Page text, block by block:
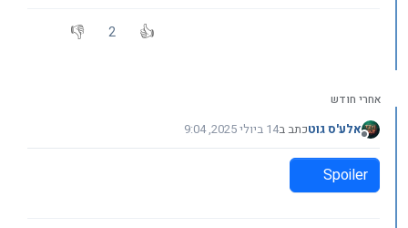
2
אחרי חודש
מנותק
אלע'ס גוטכתב ב14 ביולי 2025, 9:04
נערך לאחרונה על ידי
Spoiler